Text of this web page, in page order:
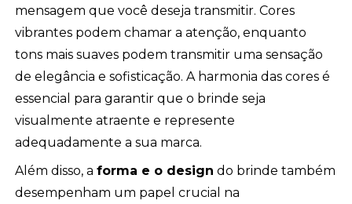
mensagem que você deseja transmitir. Cores
vibrantes podem chamar a atenção, enquanto
tons mais suaves podem transmitir uma sensação
de elegância e sofisticação. A harmonia das cores é
essencial para garantir que o brinde seja
visualmente atraente e represente
adequadamente a sua marca.
Além disso, aforma e o design do brinde também
desempenham um papel crucial na